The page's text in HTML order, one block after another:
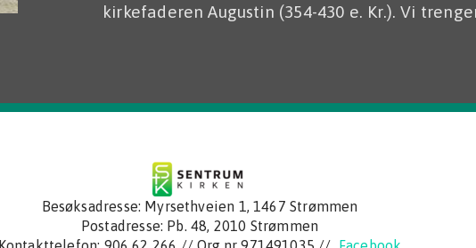
kirkefaderen Augustin (354-430 e. Kr.). Vi
Besøksadresse: Myrsethveien 1, 1467 Strømmen
Postadresse: Pb. 48, 2010 Strømmen